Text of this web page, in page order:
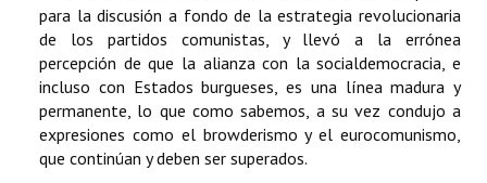
para la discusión a fondo de la estrategia revolucionaria
de los partidos comunistas, y llevó a la errónea
percepción de que la alianza con la socialdemocracia, e
incluso con Estados burgueses, es una línea madura y
permanente, lo que como sabemos, a su vez condujo a
expresiones como el browderismo y el eurocomunismo,
que continúan y deben ser superados.